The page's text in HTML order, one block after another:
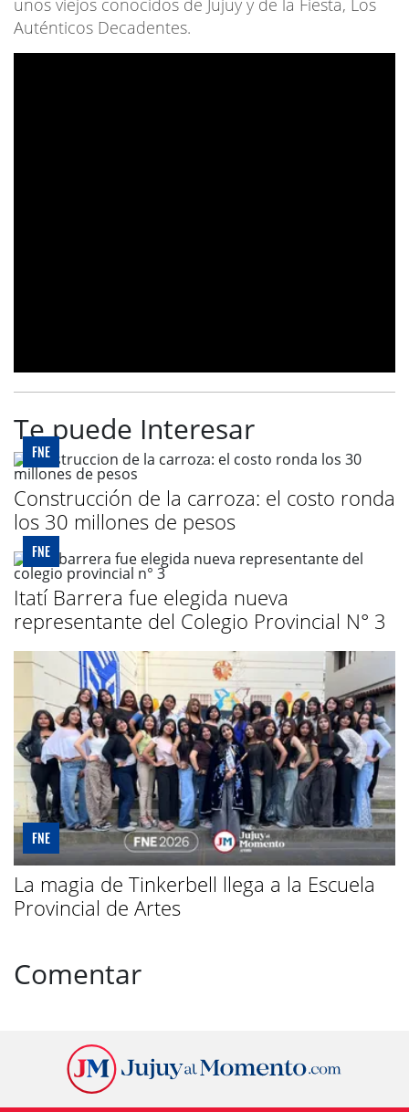
Auténticos Decadentes.
Te puede Interesar
FNE
Construcción de la carroza: el costo ronda
los 30 millones de pesos
FNE
Itatí Barrera fue elegida nueva
representante del Colegio Provincial N° 3
FNE
La magia de Tinkerbell llega a la Escuela
Provincial de Artes
Comentar